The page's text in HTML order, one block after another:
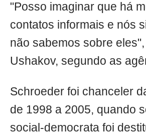
"Posso imaginar que há
contatos informais e nós
não sabemos sobre
Ushakov, segundo as
Schroeder foi chanceler
de 1998 a 2005, quando
social-democrata foi